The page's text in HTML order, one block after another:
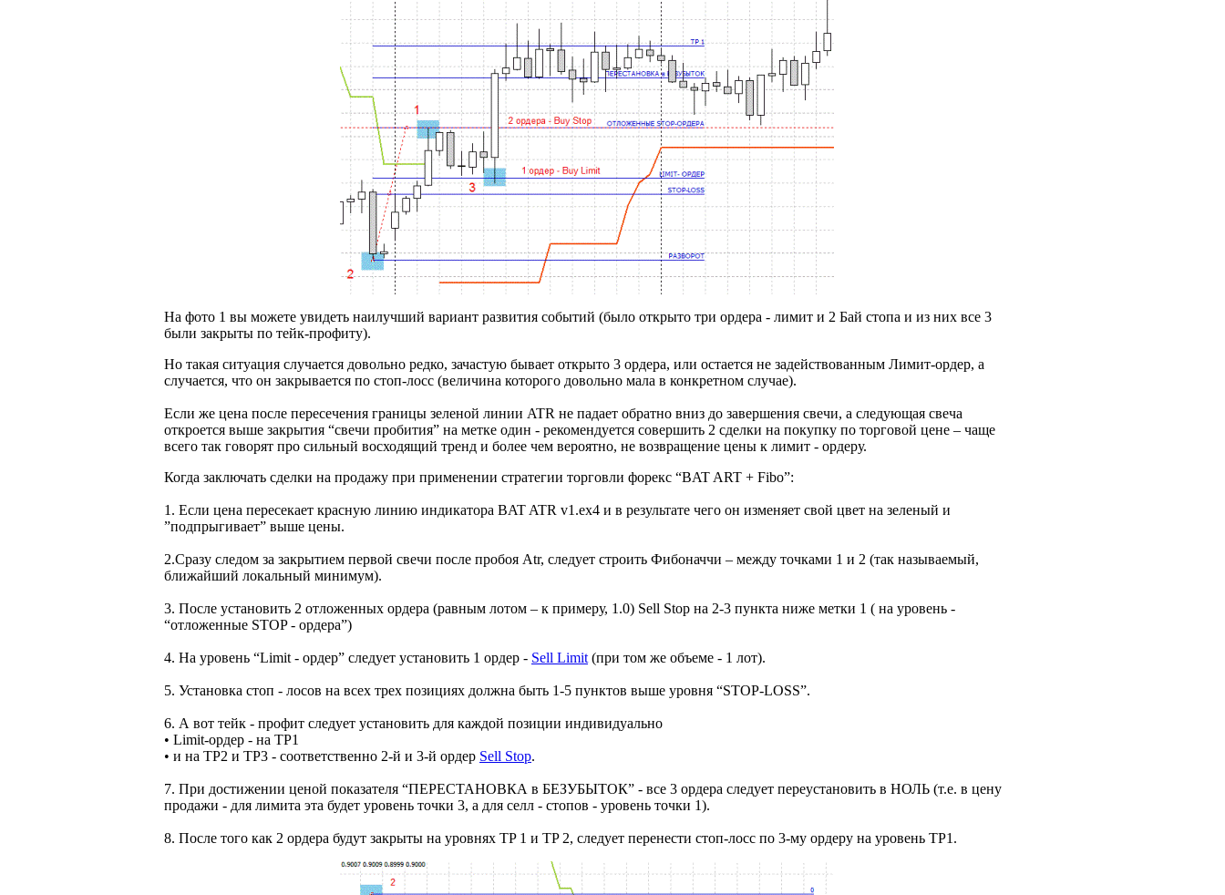
На фото 1 вы можете увидеть наилучший вариант развития событий (было открыто три ордера - лимит и 2 Бай стопа и из них все 3
были закрыты по тейк-профиту).
Но такая ситуация случается довольно редко, зачастую бывает открыто 3 ордера, или остается не задействованным Лимит-ордер, а
случается, что он закрывается по стоп-лосс (величина которого довольно мала в конкретном случае).
Если же цена после пересечения границы зеленой линии ATR не падает обратно вниз до завершения свечи, а следующая свеча
откроется выше закрытия “свечи пробития” на метке один - рекомендуется совершить 2 сделки на покупку по торговой цене – чаще
всего так говорят про сильный восходящий тренд и более чем вероятно, не возвращение цены к лимит - ордеру.
Когда заключать сделки на продажу при применении стратегии торговли форекс “BAT ART + Fibo”:
1. Если цена пересекает красную линию индикатора BAT ATR v1.ex4 и в результате чего он изменяет свой цвет на зеленый и
”подпрыгивает” выше цены.
2.Сразу следом за закрытием первой свечи после пробоя Atr, следует строить Фибоначчи – между точками 1 и 2 (так называемый,
ближайший локальный минимум).
3. После установить 2 отложенных ордера (равным лотом – к примеру, 1.0) Sell Stop на 2-3 пункта ниже метки 1 ( на уровень -
“отложенные STOP - ордера”)
4. На уровень “Limit - ордер” следует установить 1 ордер - Sell Limit (при том же объеме - 1 лот).
5. Установка стоп - лосов на всех трех позициях должна быть 1-5 пунктов выше уровня “STOP-LOSS”.
6. А вот тейк - профит следует установить для каждой позиции индивидуально
• Limit-ордер - на TP1
• и на TP2 и TP3 - соответственно 2-й и 3-й ордер Sell Stop.
7. При достижении ценой показателя “ПЕРЕСТАНОВКА в БЕЗУБЫТОК” - все 3 ордера следует переустановить в НОЛЬ (т.е. в цену
продажи - для лимита эта будет уровень точки 3, а для селл - стопов - уровень точки 1).
8. После того как 2 ордера будут закрыты на уровнях TP 1 и TP 2, следует перенести стоп-лосс по 3-му ордеру на уровень TP1.